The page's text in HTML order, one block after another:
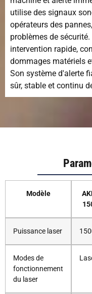
utilise des signaux
opérateurs des
problèmes de
intervention rapide,
dommages matériels
Son système d'alerte
sûr, stable et continu
Modèle
Puissance laser
Modes de
fonctionnement
du laser